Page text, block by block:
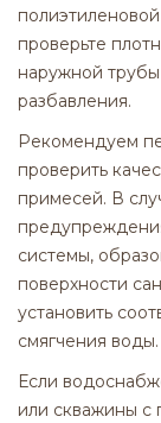
проверьте
наружной
разбавления.
Рекомендуем
проверить
примесей. В
системы,
поверхности
установить
смягчения воды.
Если
или скважины с